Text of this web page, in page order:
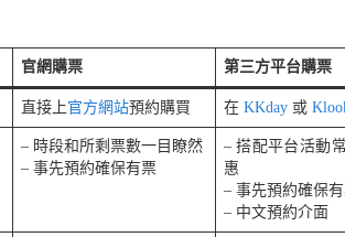
官網購票 第三方平台購票
直接上官方網站預約購買 在 KKday 或
– 時段和所剩票數一目瞭然
– 事先預約確保有票
– 搭配平台活動
惠
– 事先預約確保
– 中文預約介面